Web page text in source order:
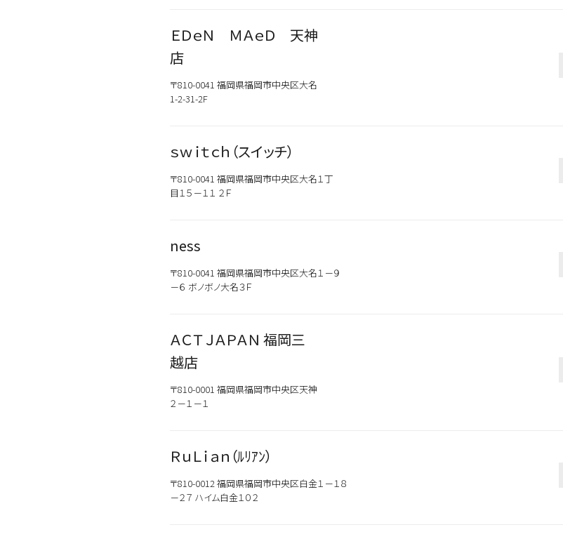
カテゴリから探す
スタイリング
トリートメント
ＥＤｅＮ ＭＡｅＤ 天神
店
〒810-0041 福岡県福岡市中央区大名
1-2-31-2F
ｓｗｉｔｃｈ（スイッチ）
〒810-0041 福岡県福岡市中央区大名１丁
目１５－１１ ２Ｆ
ness
〒810-0041 福岡県福岡市中央区大名１－９
－６ ボノボノ大名３Ｆ
ＡＣＴ ＪＡＰＡＮ 福岡三
越店
〒810-0001 福岡県福岡市中央区天神
２－１－１
ＲｕＬｉａｎ（ﾙﾘｱﾝ）
〒810-0012 福岡県福岡市中央区白金１－１８
－２７ ハイム白金１０２